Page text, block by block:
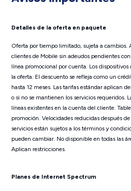
Detalles de la oferta en paquete
Oferta por tiempo limitado, sujeta a cambios.
clientes de Mobile sin adeudos pendientes
línea promocional por cuenta. Los
la oferta. El descuento se refleja como un
hasta 12 meses. Las tarifas estándar aplican
o si no se mantienen los servicios requeridos.
líneas existentes en la cuenta del cliente.
promoción. Velocidades reducidas después
servicios están sujetos a los términos y
pueden cambiar. No disponible en todas las
Aplican restricciones.
Planes de Internet Spectrum